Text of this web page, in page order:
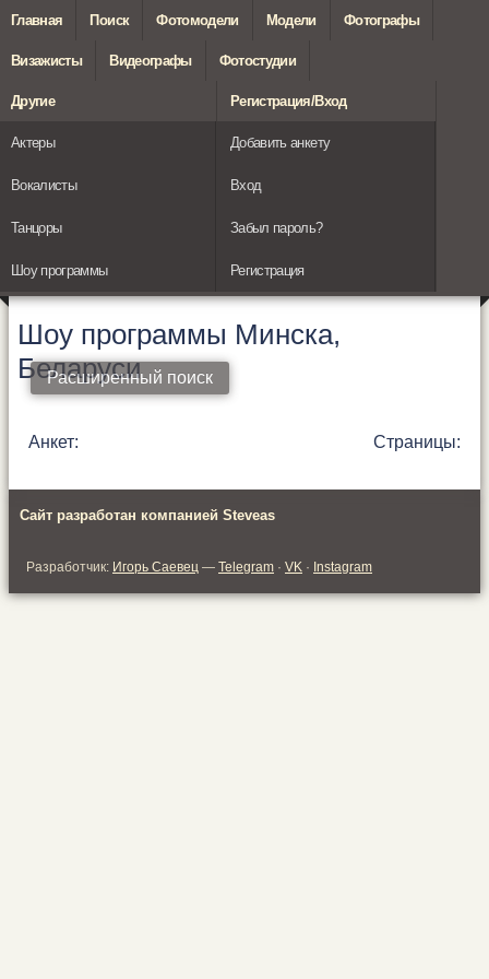
Главная Поиск Фотомодели Модели Фотографы
Визажисты Видеографы Фотостудии
Другие
Актеры
Вокалисты
Танцоры
Шоу программы
Регистрация/Вход
Добавить анкету
Вход
Забыл пароль?
Регистрация
Шоу программы Минска,
Беларуси
Расширенный поиск
Анкет: Страницы:
Сайт разработан компанией Steveas
Разработчик: Игорь Саевец — Telegram · VK · Instagram